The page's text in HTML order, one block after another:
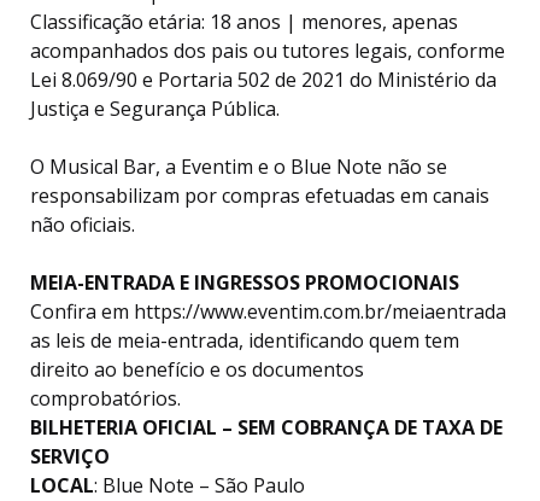
Classificação etária: 18 anos | menores, apenas
acompanhados dos pais ou tutores legais, conforme
Lei 8.069/90 e Portaria 502 de 2021 do Ministério da
Justiça e Segurança Pública.
O Musical Bar, a Eventim e o Blue Note não se
responsabilizam por compras efetuadas em canais
não oficiais.
MEIA-ENTRADA E INGRESSOS PROMOCIONAIS
Confira em https://www.eventim.com.br/meiaentrada
as leis de meia-entrada, identificando quem tem
direito ao benefício e os documentos
comprobatórios.
BILHETERIA OFICIAL – SEM COBRANÇA DE TAXA DE
SERVIÇO
LOCAL: Blue Note – São Paulo